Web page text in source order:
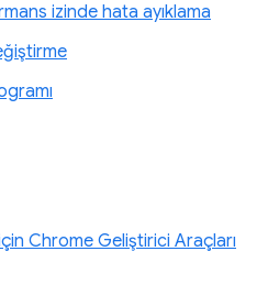
izinde hata ayıklama
Chrome Geliştirici Araçları